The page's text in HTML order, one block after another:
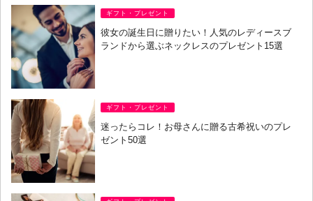
ギフト・プレゼント
彼女の誕生日に贈りたい！人気のレディースブ
ランドから選ぶネックレスのプレゼント15選
ギフト・プレゼント
迷ったらコレ！お母さんに贈る古希祝いのプレ
ゼント50選